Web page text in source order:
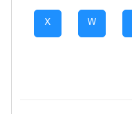
W
X